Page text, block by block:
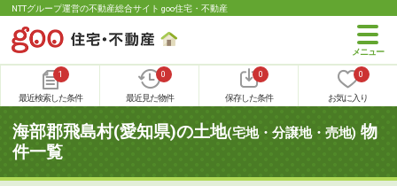
NTTグループ運営の不動産総合サイト goo住宅・不動産
1
最近検索した条件
0
最近見た物件
0
保存した条件
0
お気に入り
海部郡飛島村(愛知県)の土地(宅地・分譲地・売地) 物
件一覧